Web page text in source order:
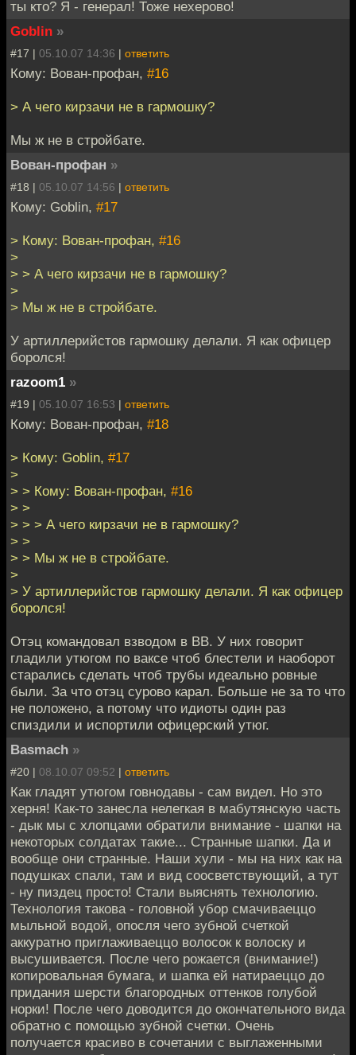
ты кто? Я - генерал! Тоже нехерово!
Goblin »
#17 | 05.10.07 14:36 | ответить
Кому: Вован-профан, #16
> А чего кирзачи не в гармошку?
Мы ж не в стройбате.
Вован-профан »
#18 | 05.10.07 14:56 | ответить
Кому: Goblin, #17
> Кому: Вован-профан, #16
>
> > А чего кирзачи не в гармошку?
>
> Мы ж не в стройбате.
У артиллерийстов гармошку делали. Я как офицер
боролся!
razoom1 »
#19 | 05.10.07 16:53 | ответить
Кому: Вован-профан, #18
> Кому: Goblin, #17
>
> > Кому: Вован-профан, #16
> >
> > > А чего кирзачи не в гармошку?
> >
> > Мы ж не в стройбате.
>
> У артиллерийстов гармошку делали. Я как офицер
боролся!
Отэц командовал взводом в ВВ. У них говорит
гладили утюгом по ваксе чтоб блестели и наоборот
старались сделать чтоб трубы идеально ровные
были. За что отэц сурово карал. Больше не за то что
не положено, а потому что идиоты один раз
спиздили и испортили офицерский утюг.
Basmach »
#20 | 08.10.07 09:52 | ответить
Как гладят утюгом говнодавы - сам видел. Но это
херня! Как-то занесла нелегкая в мабутянскую часть
- дык мы с хлопцами обратили внимание - шапки на
некоторых солдатах такие... Странные шапки. Да и
вообще они странные. Наши хули - мы на них как на
подушках спали, там и вид соосветствующий, а тут
- ну пиздец просто! Стали выяснять технологию.
Технология такова - головной убор смачиваеццо
мыльной водой, опосля чего зубной счеткой
аккуратно приглаживаеццо волосок к волоску и
высушивается. После чего рожается (внимание!)
копировальная бумага, и шапка ей натираеццо до
придания шерсти благородных оттенков голубой
норки! После чего доводится до окончательного вида
обратно с помощью зубной счетки. Очень
получается красиво в сочетании с выглаженными